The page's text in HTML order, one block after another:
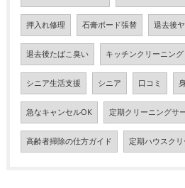
押入れ修理 石膏ボード張替 退去後
退去後たばこ臭い キッチンクリーニング
シニア生活支援 シニア 口コミ
急なキャンセルOK 定期クリーニングサ
高齢者掃除の仕方ガイド 定期ハウスク